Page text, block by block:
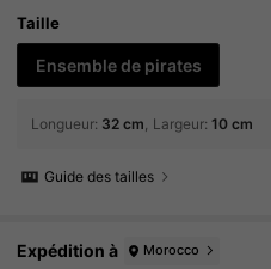
de pirate, les accessoires pour
les accessoires de costume de
de festival.
Taille
Ensemble de pirates
Longueur: 32 cm Largeur: 10 cm
Guide des tailles
Expédition à Morocco